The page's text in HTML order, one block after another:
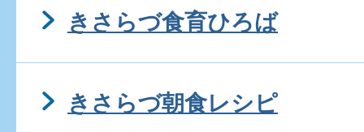
きさらづ食育ひろば
きさらづ朝食レシピ